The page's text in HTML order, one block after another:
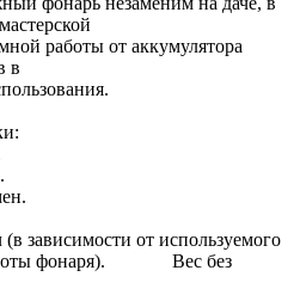
работы от аккумулятора
в
20В.
510 Люмен.
градуса.
зависимости от используемого
фонаря). Вес без